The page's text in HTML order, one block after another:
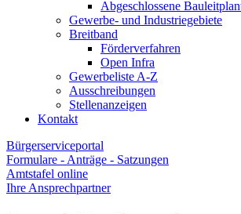
Abgeschlossene
Gewerbe- und Industriegebiete
Breitband
Förderverfahren
Open Infra
Gewerbeliste A-Z
Ausschreibungen
Stellenanzeigen
Kontakt
Bürgerserviceportal
Formulare - Anträge - Satzungen
Amtstafel online
Ihre Ansprechpartner